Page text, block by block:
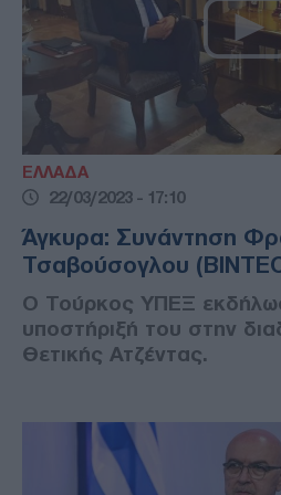
ΕΛΛΑΔΑ
22/03/2023 - 17:10
Άγκυρα: Συνάντηση
Τσαβούσογλου
Ο Τούρκος ΥΠΕΞ
υποστήριξή του στην
Θετικής Ατζέντας.